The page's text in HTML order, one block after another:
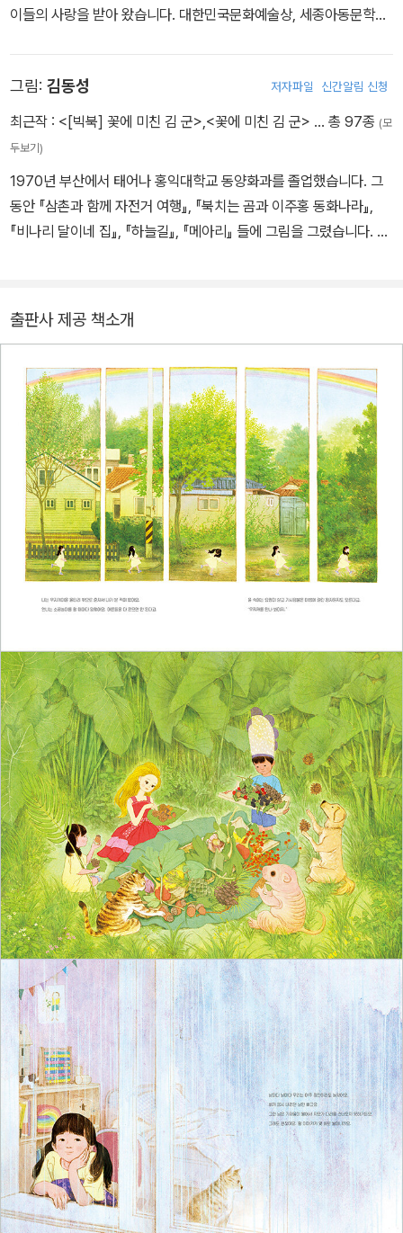
이들의 사랑을 받아 왔습니다. 대한민국문화예술상, 세종아동문학상,
몽당깨비』를 비롯해 『나쁜 어린이 표』, 『푸른 개 장발』, 『백년학교』
등이 있습니다.
그림: 김동성 저자파일 신간알림 신청
최근작 : <[빅북] 꽃에 미친 김 군>,<꽃에 미친 김 군> … 총 97종 (모
두보기)
1970년 부산에서 태어나 홍익대학교 동양화과를 졸업했습니다. 그
동안 『삼촌과 함께 자전거 여행』, 『북치는 곰과 이주홍 동화나라』,
『비나리 달이네 집』, 『하늘길』, 『메아리』 들에 그림을 그렸습니다. 그
출판사 제공 책소개